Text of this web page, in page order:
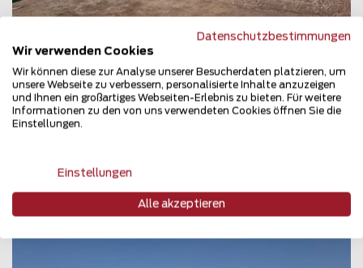
Stabgitterzaun
06774 Muldestausee OT Rösa
Datenschutzbestimmungen
Wir verwenden Cookies
Wir können diese zur Analyse unserer Besucherdaten platzieren, um
unsere Webseite zu verbessern, personalisierte Inhalte anzuzeigen
und Ihnen ein großartiges Webseiten-Erlebnis zu bieten. Für weitere
Informationen zu den von uns verwendeten Cookies öffnen Sie die
Einstellungen.
Einstellungen
Alle akzeptieren